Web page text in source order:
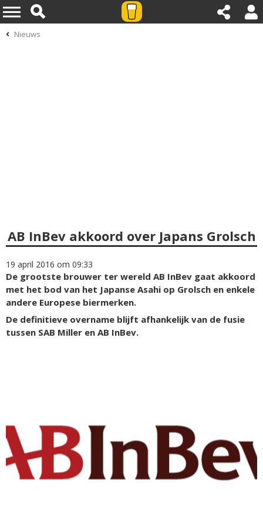
Nieuws
AB InBev akkoord over Japans Grolsch
19 april 2016 om 09:33
De grootste brouwer ter wereld AB InBev gaat akkoord
met het bod van het Japanse Asahi op Grolsch en enkele
andere Europese biermerken.
De definitieve overname blijft afhankelijk van de fusie
tussen SAB Miller en AB InBev.